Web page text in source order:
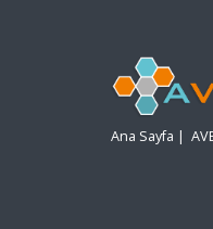
Ana Sayfa |